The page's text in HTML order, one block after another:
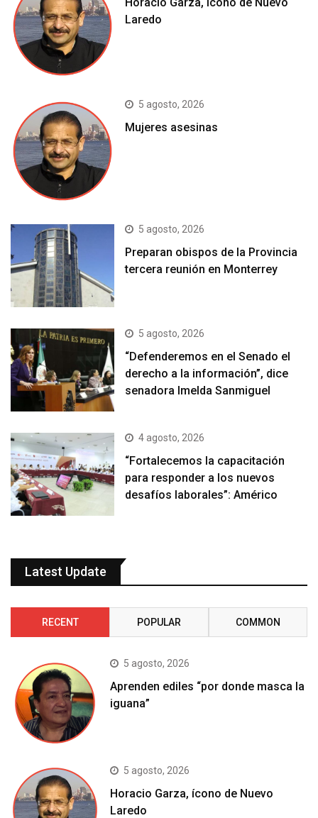
Laredo
5 agosto, 2026
Mujeres asesinas
5 agosto, 2026
Preparan obispos de la Provincia
tercera reunión en Monterrey
5 agosto, 2026
“Defenderemos en el Senado el
derecho a la información”, dice
senadora Imelda Sanmiguel
4 agosto, 2026
“Fortalecemos la capacitación
para responder a los nuevos
desafíos laborales”: Américo
Latest Update
RECENT POPULAR COMMON
5 agosto, 2026
Aprenden ediles “por donde masca la
iguana”
5 agosto, 2026
Horacio Garza, ícono de Nuevo
Laredo